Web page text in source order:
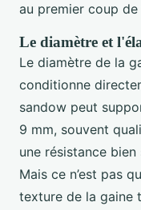
au premier coup de
Le diamètre et
Le diamètre de la
conditionne
sandow peut
9 mm, souvent
une résistance
Mais ce n’est pas
texture de la gaine